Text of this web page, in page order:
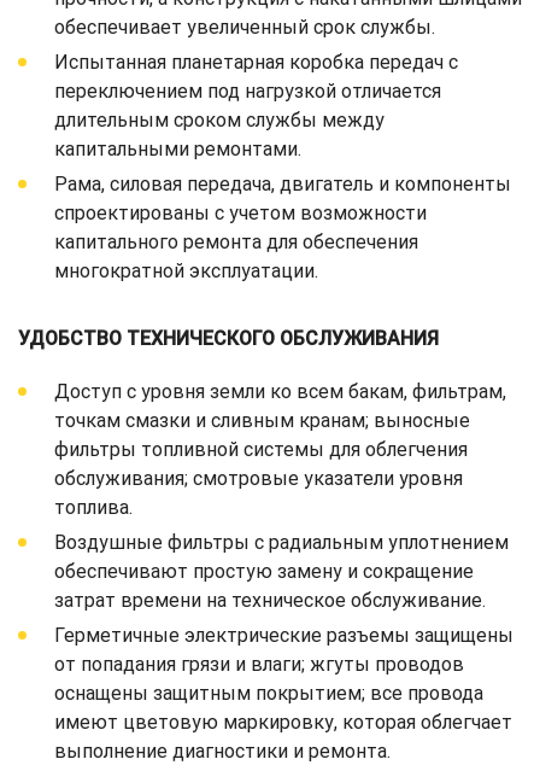
обеспечивает увеличенный срок службы.
Испытанная планетарная коробка передач с
переключением под нагрузкой отличается
длительным сроком службы между
капитальными ремонтами.
Рама, силовая передача, двигатель и компоненты
спроектированы с учетом возможности
капитального ремонта для обеспечения
многократной эксплуатации.
УДОБСТВО ТЕХНИЧЕСКОГО ОБСЛУЖИВАНИЯ
Доступ с уровня земли ко всем бакам, фильтрам,
точкам смазки и сливным кранам; выносные
фильтры топливной системы для облегчения
обслуживания; смотровые указатели уровня
топлива.
Воздушные фильтры с радиальным уплотнением
обеспечивают простую замену и сокращение
затрат времени на техническое обслуживание.
Герметичные электрические разъемы защищены
от попадания грязи и влаги; жгуты проводов
оснащены защитным покрытием; все провода
имеют цветовую маркировку, которая облегчает
выполнение диагностики и ремонта.